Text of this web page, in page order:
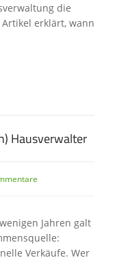
die
erklärt, wann
Hausverwalter
Jahren galt
Verkäufe. Wer